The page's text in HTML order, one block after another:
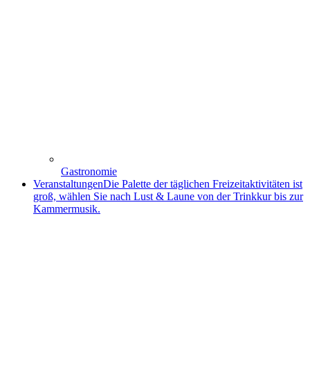
Gastronomie
VeranstaltungenDie Palette der täglichen Freizeitaktivitäten ist
groß, wählen Sie nach Lust & Laune von der Trinkkur bis zur
Kammermusik.